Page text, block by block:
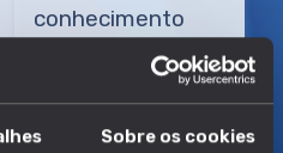
Sobre os cookies
conhecimento